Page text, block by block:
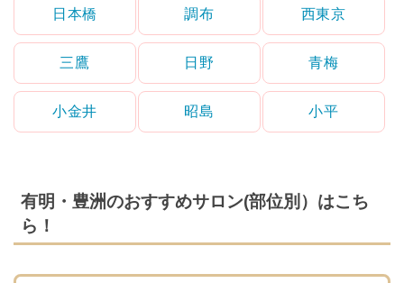
日本橋 調布 西東京
三鷹 日野 青梅
小金井 昭島 小平
有明・豊洲のおすすめサロン(部位別）はこち
ら！